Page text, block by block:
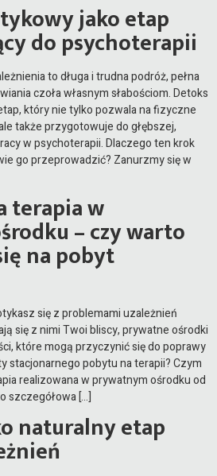
jako etap
do psychoterapii
to długa i trudna podróż, pełna
czoła własnym słabościom. Detoks
który nie tylko pozwala na fizyczne
także przygotowuje do głębszej,
w psychoterapii. Dlaczego ten krok
go przeprowadzić? Zanurzmy się w
terapia w
– czy warto
na pobyt
się z problemami uzależnień
się z nimi Twoi bliscy, prywatne ośrodki
które mogą przyczynić się do poprawy
stacjonarnego pobytu na terapii? Czym
realizowana w prywatnym ośrodku od
szczegółowa […]
naturalny etap